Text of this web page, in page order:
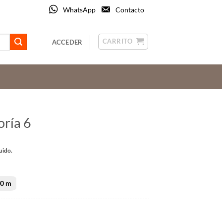
WhatsApp Contacto
ACCEDER CARRITO
6
m